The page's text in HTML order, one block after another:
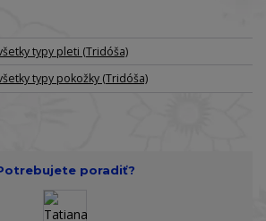
typy pleti (Tridóša)
typy pokožky (Tridóša)
poradiť?